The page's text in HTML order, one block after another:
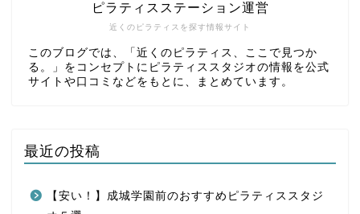
近くのピラティスを探す情報サイト
ピラティスステーション運営
このブログでは、「近くのピラティス、ここで見つか
る。」をコンセプトにピラティススタジオの情報を公式
サイトや口コミなどをもとに、まとめています。
最近の投稿
【安い！】成城学園前のおすすめピラティススタジ